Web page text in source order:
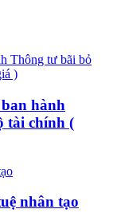
hành
tài chính (
nhân tạo